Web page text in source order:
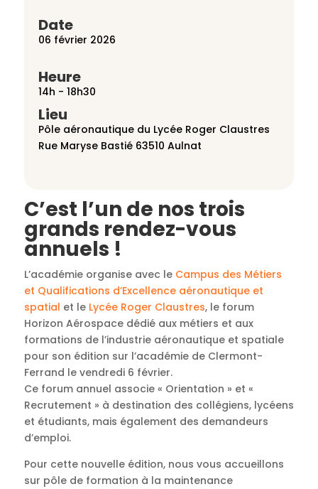
Date
06 février 2026
Heure
14h - 18h30
Lieu
Pôle aéronautique du Lycée Roger Claustres
Rue Maryse Bastié 63510 Aulnat
C’est l’un de nos trois
grands rendez-vous
annuels !
L’académie organise avec le Campus des Métiers
et Qualifications d’Excellence aéronautique et
spatial et le Lycée Roger Claustres, le forum
Horizon Aérospace dédié aux métiers et aux
formations de l’industrie aéronautique et spatiale
pour son édition sur l’académie de Clermont-
Ferrand le vendredi 6 février.
Ce forum annuel associe « Orientation » et «
Recrutement » à destination des collégiens, lycéens
et étudiants, mais également des demandeurs
d’emploi.
Pour cette nouvelle édition, nous vous accueillons
sur pôle de formation à la maintenance